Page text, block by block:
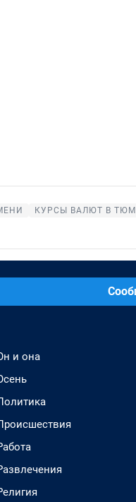
КУРСЫ ВАЛЮТ В
и она